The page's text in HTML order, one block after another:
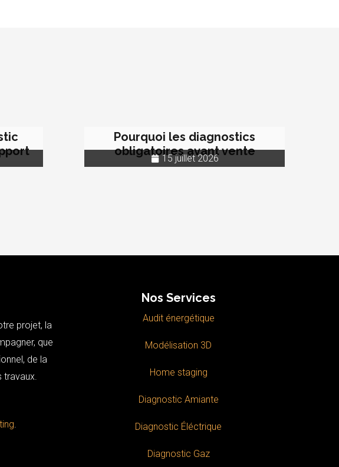
Pourquoi les diagnostics
obligatoires avant vente
15 juillet 2026
projet, la
que
de la
travaux.
.
Nos Services
Audit énergétique
Modélisation 3D
Home staging
Diagnostic Amiante
Diagnostic Éléctrique
Diagnostic Gaz